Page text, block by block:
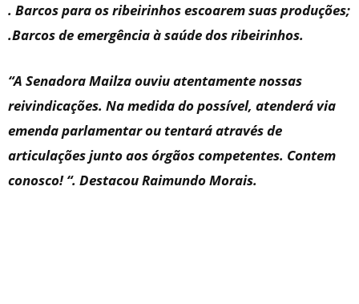
. Barcos para os ribeirinhos escoarem suas produções;
.Barcos de emergência à saúde dos ribeirinhos.
“A Senadora Mailza ouviu atentamente nossas
reivindicações. Na medida do possível, atenderá via
emenda parlamentar ou tentará através de
articulações junto aos órgãos competentes. Contem
conosco! “. Destacou Raimundo Morais.